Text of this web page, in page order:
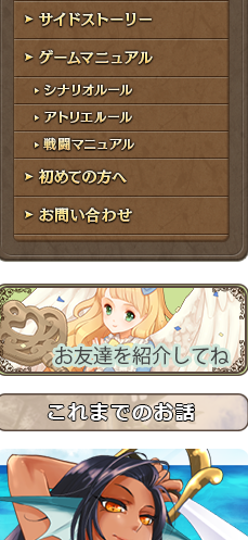
世界観
サイドストーリー
ゲームマニュアル
シナリオルール
アトリエルール
戦闘マニュアル
初めての方へ
お問い合わせ